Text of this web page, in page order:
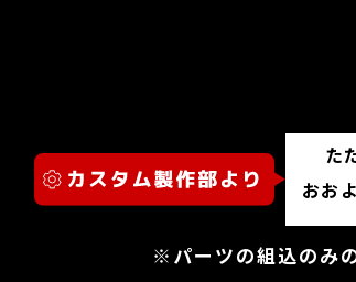
た
おお
※パーツの組込のみ